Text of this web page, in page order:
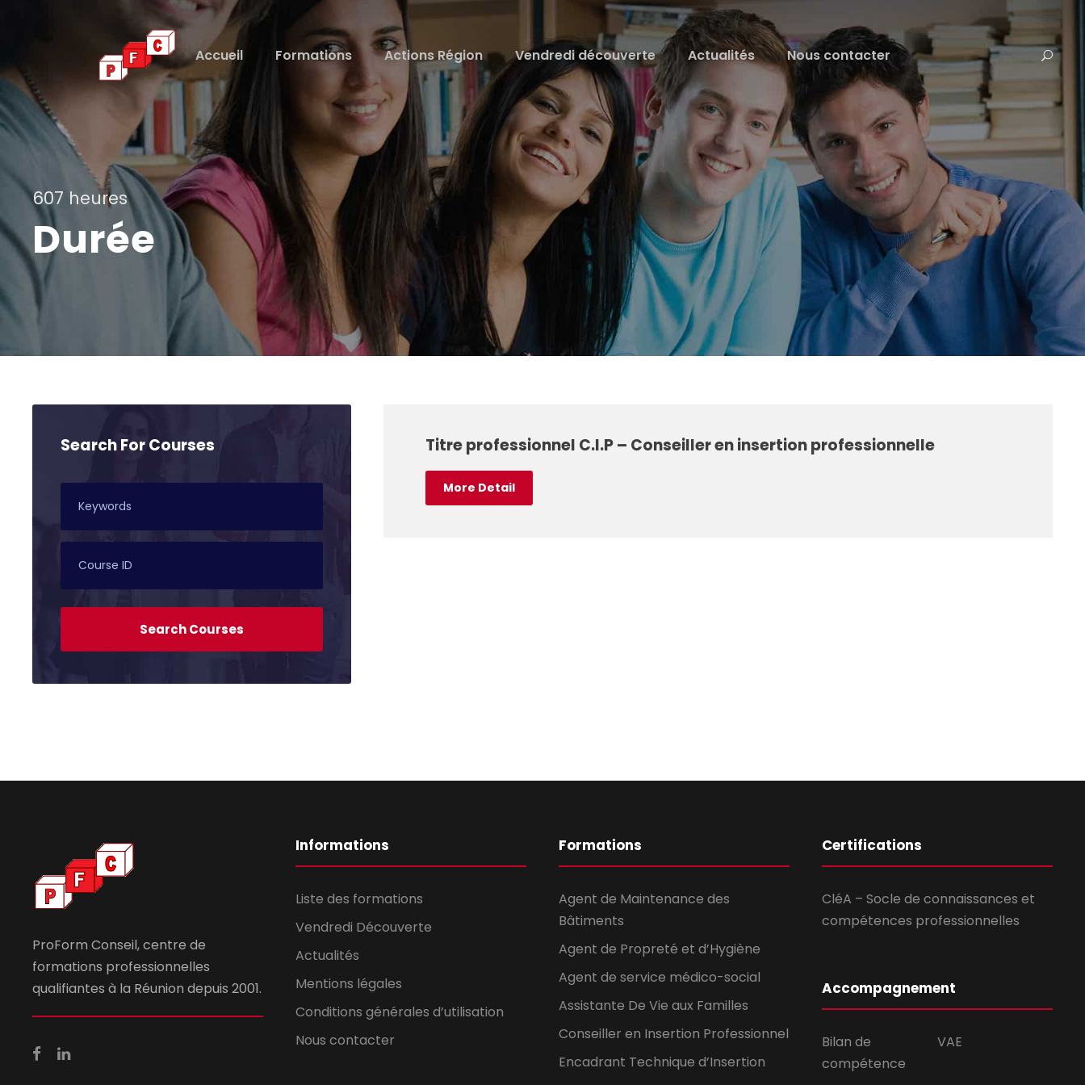
Accueil Formations Actions Région Vendredi découverte Actualités Nous contacter
607 heures
Durée
Titre professionnel C.I.P – Conseiller en insertion professionnelle
More Detail
Search For Courses
ProForm Conseil, centre de
formations professionnelles
qualifiantes à la Réunion depuis 2001.
Informations
Liste des formations
Vendredi Découverte
Actualités
Mentions légales
Conditions générales d’utilisation
Nous contacter
Formations
Agent de Maintenance des
Bâtiments
Agent de Propreté et d’Hygiène
Agent de service médico-social
Assistante De Vie aux Familles
Conseiller en Insertion Professionnel
Encadrant Technique d’Insertion
Certifications
CléA – Socle de connaissances et
compétences professionnelles
Accompagnement
Bilan de
compétence
VAE